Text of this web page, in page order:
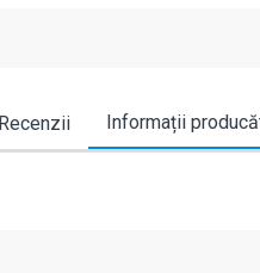
Recenzii Informații